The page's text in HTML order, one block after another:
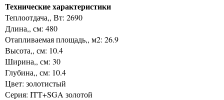
Технические характеристики
Теплоотдача,, Вт: 2690
Длина,, см: 480
Отапливаемая площадь,, м2: 26.9
Высота,, см: 10.4
Ширина,, см: 30
Глубина,, см: 10.4
Цвет: золотистый
Серия: ITT+SGA золотой